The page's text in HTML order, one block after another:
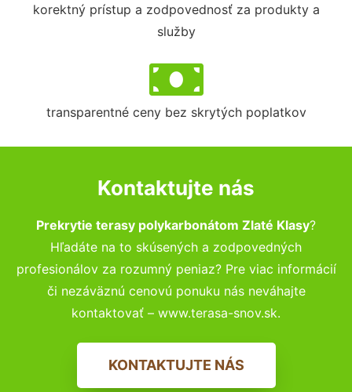
korektný prístup a zodpovednosť za produkty a
služby
transparentné ceny bez skrytých poplatkov
Kontaktujte nás
Prekrytie terasy polykarbonátom Zlaté Klasy?
Hľadáte na to skúsených a zodpovedných
profesionálov za rozumný peniaz? Pre viac informácií
či nezáväznú cenovú ponuku nás neváhajte
kontaktovať – www.terasa-snov.sk.
KONTAKTUJTE NÁS